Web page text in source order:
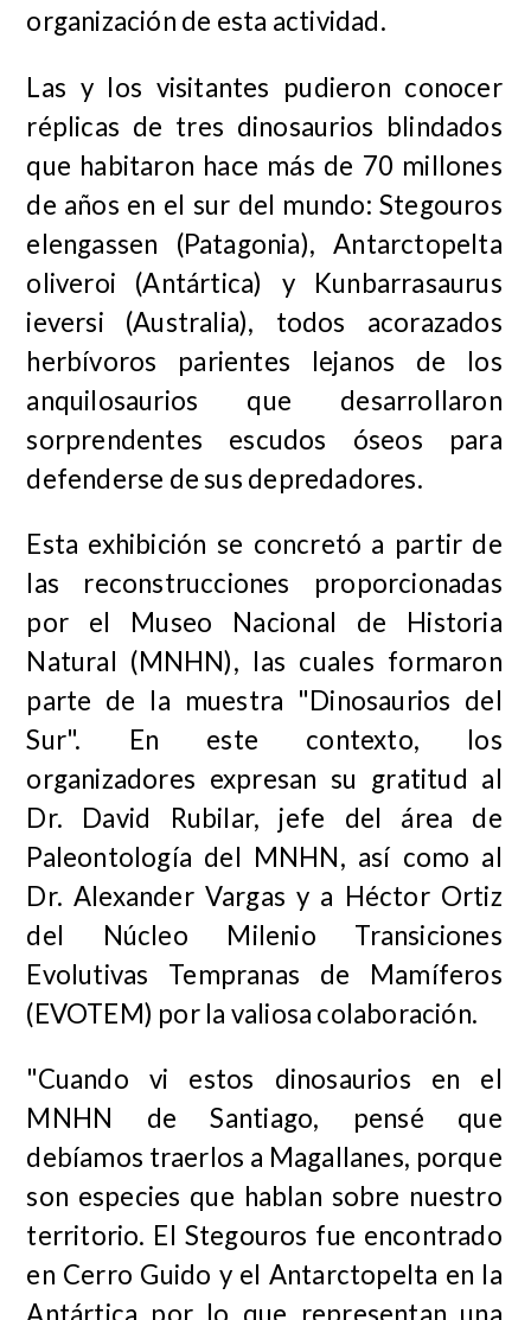
organización de esta actividad.
Las y los visitantes pudieron conocer
réplicas de tres dinosaurios blindados
que habitaron hace más de 70 millones
de años en el sur del mundo:Stegouros
elengassen (Patagonia),Antarctopelta
oliveroi (Antártica) y Kunbarrasaurus
ieversi (Australia), todos acorazados
herbívoros parientes lejanos de los
anquilosaurios que desarrollaron
sorprendentes escudos óseos para
defenderse de sus depredadores.
Esta exhibición se concretó a partir de
las reconstrucciones proporcionadas
por el Museo Nacional de Historia
Natural (MNHN), las cuales formaron
parte de la muestra "Dinosaurios del
Sur". En este contexto, los
organizadores expresan su gratitud al
Dr. David Rubilar, jefe del área de
Paleontología del MNHN, así como al
Dr. Alexander Vargas y a Héctor Ortiz
del Núcleo Milenio Transiciones
Evolutivas Tempranas de Mamíferos
(EVOTEM) por la valiosa colaboración.
"Cuando vi estos dinosaurios en el
MNHN de Santiago, pensé que
debíamos traerlos a Magallanes, porque
son especies que hablan sobre nuestro
territorio. El Stegouros fue encontrado
en Cerro Guido y el Antarctopelta en la
Antártica por lo que representan una